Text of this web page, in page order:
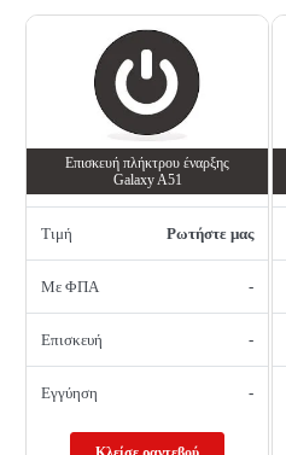
Επισκευή πλήκτρου έναρξης
Galaxy A51
Τιμή Ρωτήστε μας
Με ΦΠΑ -
Επισκευή -
Εγγύηση -